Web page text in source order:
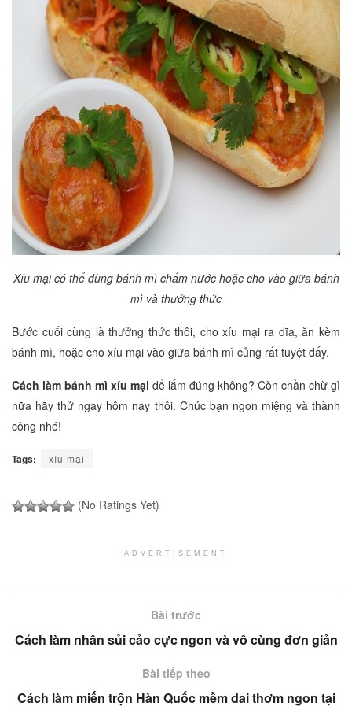
Xíu mại có thể dùng bánh mì chấm nước hoặc cho vào giữa bánh
mì và thưởng thức
Bước cuối cùng là thưởng thức thôi, cho xíu mại ra dĩa, ăn kèm
bánh mì, hoặc cho xíu mại vào giữa bánh mì củng rất tuyệt đấy.
Cách làm bánh mì xíu mại dể lắm đúng không? Còn chần chừ gì
nữa hãy thử ngay hôm nay thôi. Chúc bạn ngon miệng và thành
công nhé!
Tags: xíu mại
(No Ratings Yet)
ADVERTISEMENT
Bài trước
Cách làm nhân sủi cảo cực ngon và vô cùng đơn giản
Bài tiếp theo
Cách làm miến trộn Hàn Quốc mềm dai thơm ngon tại